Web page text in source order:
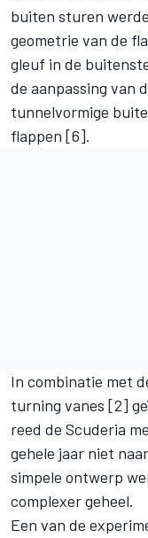
buiten sturen
geometrie van de
gleuf in de
de aanpassing van
tunnelvormige
flappen [6].
In combinatie met
turning vanes [2]
reed de Scuderia
gehele jaar niet
simpele ontwerp
complexer geheel.
Een van de